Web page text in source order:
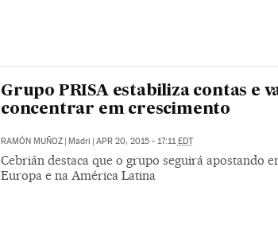
Grupo PRISA estabiliza contas e
concentrar em crescimento
RAMÓN MUÑOZ | Madri | APR 20, 2015 - 17:11 EDT
Cebrián destaca que o grupo seguirá apostando
Europa e na América Latina